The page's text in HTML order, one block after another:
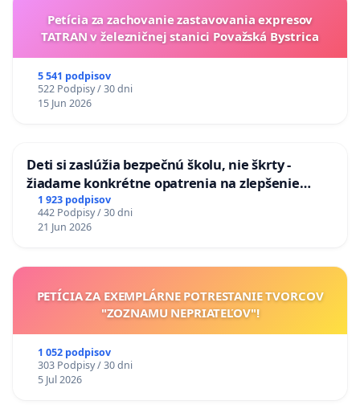
Petícia za zachovanie zastavovania expresov
TATRAN v železničnej stanici Považská Bystrica
5 541 podpisov
522 Podpisy / 30 dni
15 Jun 2026
Deti si zaslúžia bezpečnú školu, nie škrty -
žiadame konkrétne opatrenia na zlepšenie
situácie v školstve
1 923 podpisov
442 Podpisy / 30 dni
21 Jun 2026
PETÍCIA ZA EXEMPLÁRNE POTRESTANIE TVORCOV
"ZOZNAMU NEPRIATEĽOV"!
1 052 podpisov
303 Podpisy / 30 dni
5 Jul 2026